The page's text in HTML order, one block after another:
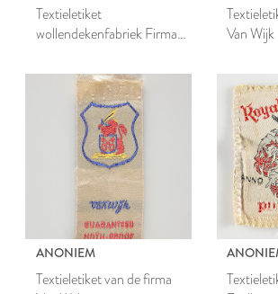
Textieletiket
wollendekenfabriek Firma
Leiden
Van Wijk
ANONIEM
Textieletiket van de firma